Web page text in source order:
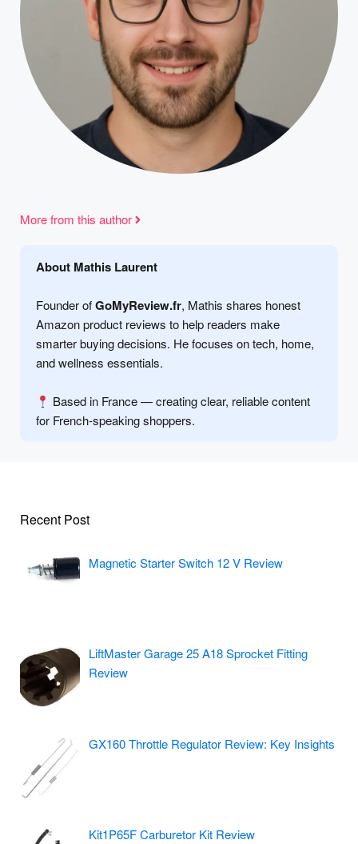
More from this author
About Mathis Laurent
Founder ofGoMyReview.fr, Mathis shares honest
Amazon product reviews to help readers make
smarter buying decisions. He focuses on tech, home,
and wellness essentials.
Based in France — creating clear, reliable content
for French-speaking shoppers.
Recent Post
Magnetic Starter Switch 12 V Review
LiftMaster Garage 25 A18 Sprocket Fitting
Review
GX160 Throttle Regulator Review: Key Insights
Kit1P65F Carburetor Kit Review